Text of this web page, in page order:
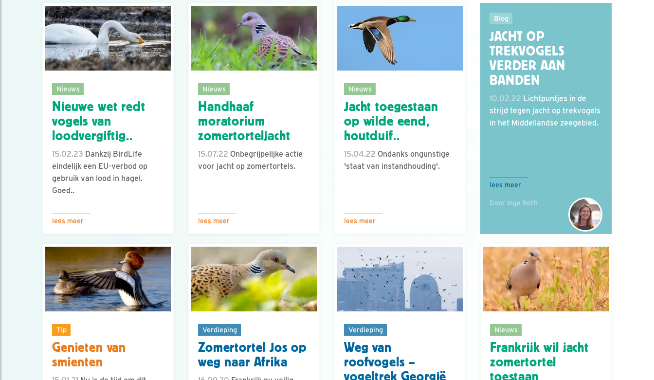
Nieuws
Nieuwe wet redt
vogels van
loodvergiftig..
15.02.23 Dankzij BirdLife
eindelijk een EU-verbod op
gebruik van lood in hagel.
Goed..
lees meer
Nieuws
Handhaaf
moratorium
zomertorteljacht
15.07.22 Onbegrijpelijke actie
voor jacht op zomertortels.
lees meer
Nieuws
Jacht toegestaan
op wilde eend,
houtduif..
15.04.22 Ondanks ongunstige
'staat van instandhouding'.
lees meer
Blog
JACHT OP
TREKVOGELS
VERDER AAN
BANDEN
10.02.22 Lichtpuntjes in de
strijd tegen jacht op trekvogels
in het Middellandse zeegebied.
lees meer
Door Inge Both
Tip
Genieten van
smienten
Verdieping
Zomertortel Jos op
weg naar Afrika
Verdieping
Weg van
roofvogels –
vogeltrek Georgië
Nieuws
Frankrijk wil jacht
zomertortel
toestaan